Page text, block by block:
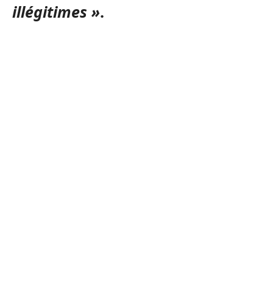
illégitimes ».